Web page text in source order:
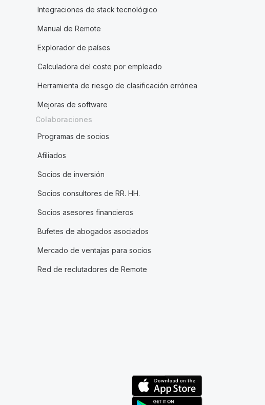
Integraciones de stack tecnológico
Manual de Remote
Explorador de países
Calculadora del coste por empleado
Herramienta de riesgo de clasificación errónea
Mejoras de software
Colaboraciones
Programas de socios
Afiliados
Socios de inversión
Socios consultores de RR. HH.
Socios asesores financieros
Bufetes de abogados asociados
Mercado de ventajas para socios
Red de reclutadores de Remote